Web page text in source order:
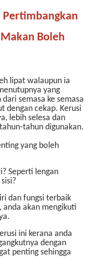
Pertimbangkan
Boleh
lipat walaupun ia
yang
semasa ke semasa
dengan cekap. Kerusi
lebih selesa dan
tahun digunakan.
yang boleh
Seperti lengan
dan fungsi terbaik
anda akan mengikuti
ini kerana anda
dengan
penting sehingga